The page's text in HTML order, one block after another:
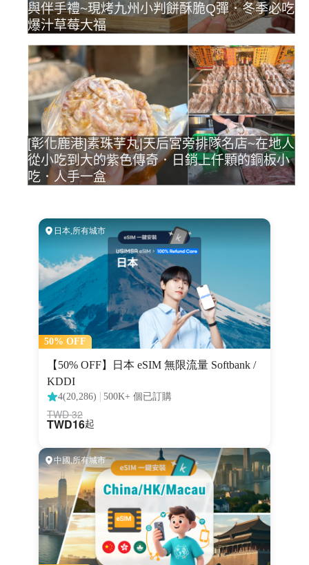
與伴手禮~現烤九州小判餅酥脆Q彈．冬季必吃
爆汁草莓大福
[彰化鹿港]素珠芋丸|天后宮旁排隊名店~在地人
從小吃到大的紫色傳奇．日銷上仟顆的銅板小
吃．人手一盒